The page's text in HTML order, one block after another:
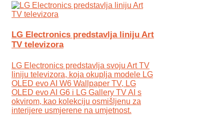
LG Electronics predstavlja liniju Art
TV televizora
LG Electronics predstavlja svoju Art TV
liniju televizora, koja okuplja modele LG
OLED evo AI W6 Wallpaper TV, LG
OLED evo AI G6 i LG Gallery TV AI s
okvirom, kao kolekciju osmišljenu za
interijere usmjerene na umjetnost.